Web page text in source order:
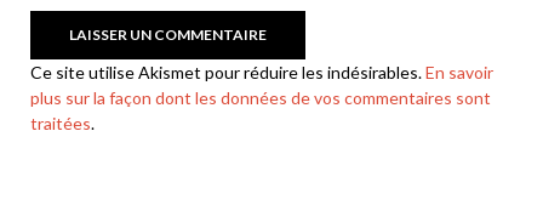
Ce site utilise Akismet pour réduire les indésirables.En savoir
plus sur la façon dont les données de vos commentaires sont
traitées.